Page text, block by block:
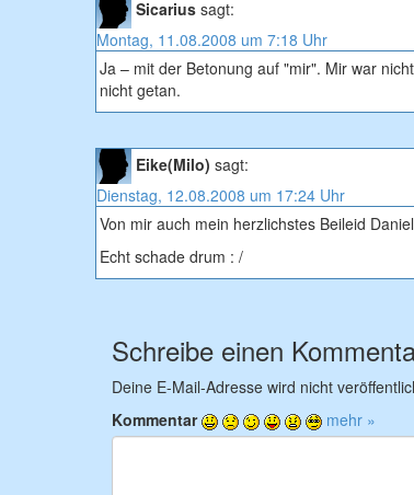
Sicarius sagt:
Montag, 11.08.2008 um 7:18 Uhr
Ja – mit der Betonung auf "mir". Mir war
nicht getan.
Eike(Milo) sagt:
Dienstag, 12.08.2008 um 17:24 Uhr
Von mir auch mein herzlichstes Beileid
Echt schade drum : /
Schreibe einen
Deine E-Mail-Adresse wird nicht
Kommentar
mehr »